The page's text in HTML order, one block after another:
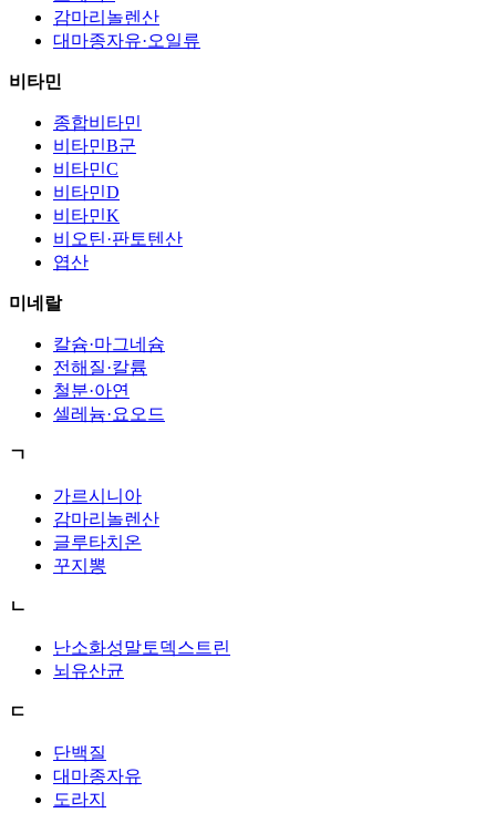
감마리놀렌산
대마종자유·오일류
비타민
종합비타민
비타민B군
비타민C
비타민D
비타민K
비오틴·판토텐산
엽산
미네랄
칼슘·마그네슘
전해질·칼륨
철분·아연
셀레늄·요오드
ㄱ
가르시니아
감마리놀렌산
글루타치온
꾸지뽕
ㄴ
난소화성말토덱스트린
뇌유산균
ㄷ
단백질
대마종자유
도라지